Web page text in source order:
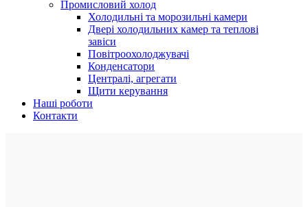
Промисловий холод
Холодильні та морозильні камери
Двері холодильних камер та теплові
завіси
Повітроохолоджувачі
Конденсатори
Централі, агрегати
Щити керування
Наші роботи
Контакти